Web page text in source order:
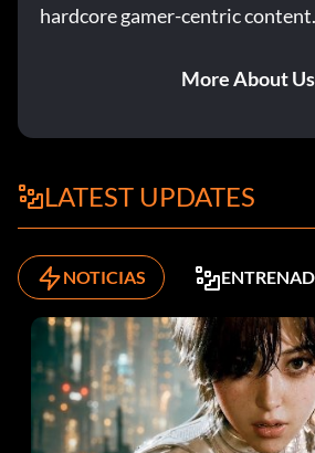
hardcore gamer-centric content.
More About Us
LATEST UPDATES
NOTICIAS